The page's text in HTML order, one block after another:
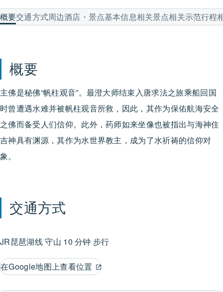
概要交通方式周边酒店・景点基本信息相关景点相关示范行程
概要
主佛是秘佛“帆柱观音”。最澄大师结束入唐求法之旅乘船回国
时曾遭遇水难并被帆柱观音所救，因此，其作为保佑航海安全
之佛而备受人们信仰。此外，药师如来坐像也被指出与海神住
吉神具有渊源，其作为水世界教主，成为了水祈祷的信仰对
象。
交通方式
JR琵琶湖线守山 10 分钟 步行
在Google地图上查看位置